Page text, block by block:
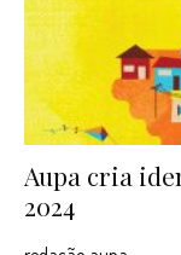
Aupa cria
2024